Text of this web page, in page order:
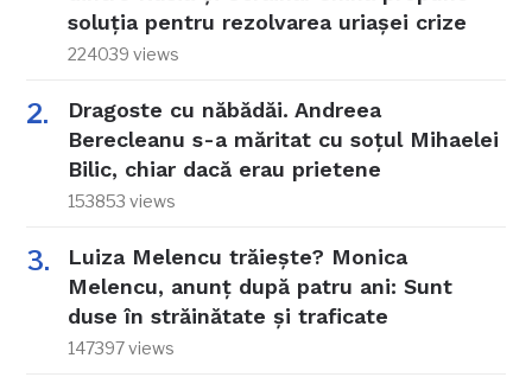
soluția pentru rezolvarea uriașei crize
224039 views
Dragoste cu năbădăi. Andreea
Berecleanu s-a măritat cu soțul Mihaelei
Bilic, chiar dacă erau prietene
153853 views
Luiza Melencu trăiește? Monica
Melencu, anunț după patru ani: Sunt
duse în străinătate și traficate
147397 views